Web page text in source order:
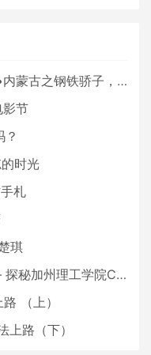
古之钢铁骄子，魅力包头
节
时光
札
琪
学院Caltech博士生活 [上集]
（上）
路（下）